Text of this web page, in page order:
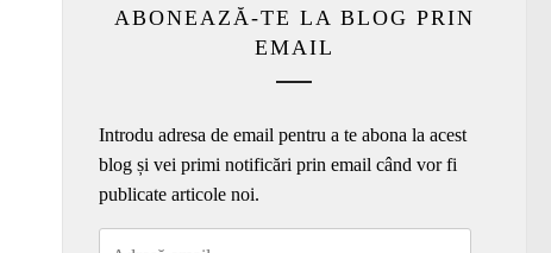
ABONEAZĂ-TE LA BLOG PRIN
EMAIL
Introdu adresa de email pentru a te abona la acest
blog și vei primi notificări prin email când vor fi
publicate articole noi.